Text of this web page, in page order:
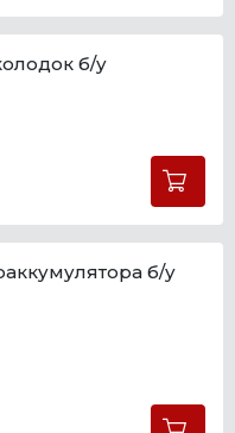
б/у
б/у